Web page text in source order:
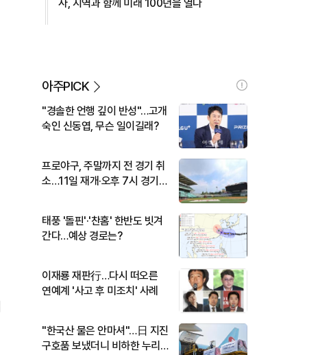
사, 지역과 함께 미래 100년을 열다
아주PICK
"경솔한 언행 깊이 반성"…고개
숙인 신동엽, 무슨 일이길래?
프로야구, 주말까지 전 경기 취
소…11일 재개·오후 7시 경기
태풍 '돌핀'·'찬홈' 한반도 빗겨
간다…예상 경로는?
이재룡 재판行…다시 떠오른
연예계 '사고 후 미조치' 사례
"한국산 물은 안마셔"…日 지진
구호품 보냈더니 비하한 누리